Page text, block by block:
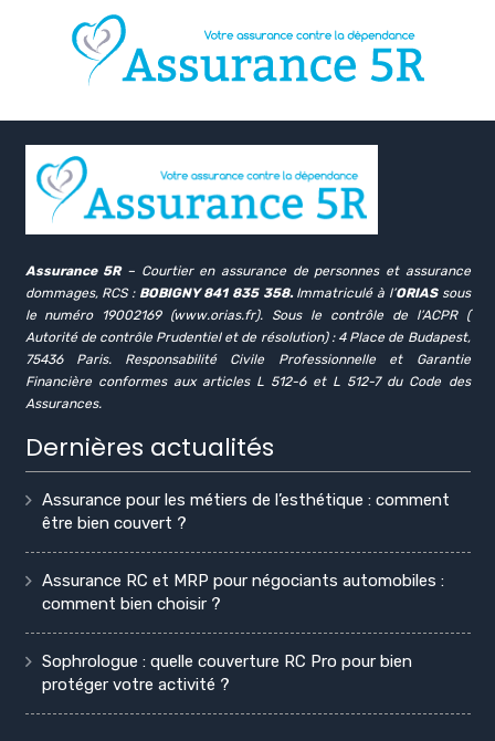
Assurance 5R – Courtier en assurance de personnes et assurance
dommages, RCS : BOBIGNY 841 835 358. Immatriculé à l’ORIASsous
le numéro 19002169 (www.orias.fr). Sous le contrôle de l’ACPR (
Autorité de contrôle Prudentiel et de résolution) : 4 Place de Budapest,
75436 Paris. Responsabilité Civile Professionnelle et Garantie
Financière conformes aux articles L 512-6 et L 512-7 du Code des
Assurances.
Dernières actualités
Assurance pour les métiers de l’esthétique : comment
être bien couvert ?
Assurance RC et MRP pour négociants automobiles :
comment bien choisir ?
Sophrologue : quelle couverture RC Pro pour bien
protéger votre activité ?